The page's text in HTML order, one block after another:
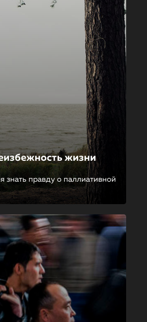
жизни
знать правду о паллиативной